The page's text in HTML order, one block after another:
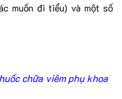
muốn đi tiểu) và một số
chữa viêm phụ khoa